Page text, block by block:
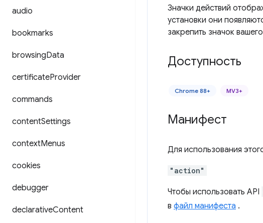
audio
bookmarks
browsingData
certificateProvider
commands
contentSettings
contextMenus
cookies
debugger
declarativeContent
Значки действий
установки они
закрепить значок
Доступность
Chrome 88+ MV3+
Манифест
Для использования
"action"
Чтобы использовать API
в файл манифеста .